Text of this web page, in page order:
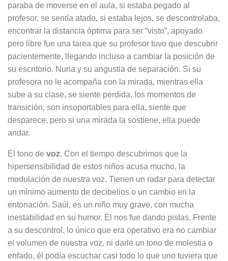
paraba de moverse en el aula, si estaba pegado al
profesor, se sentía atado, si estaba lejos, se descontrolaba,
encontrar la distancia óptima para ser “visto”, apoyado
pero libre fue una tarea que su profesor tuvo que descubrir
pacientemente, llegando incluso a cambiar la posición de
su escritorio. Nuria y su angustia de separación. Si su
profesora no le acompaña con la mirada, mientras ella
sube a su clase, se siente perdida, los momentos de
transición, son insoportables para ella, siente que
desparece, pero si una mirada la sostiene, ella puede
andar.
El tono de voz. Con el tiempo descubrimos que la
hipersensibilidad de estos niños acusa mucho, la
modulación de nuestra voz. Tienen un radar para detectar
un mínimo aumento de decibelios o un cambio en la
entonación. Saúl, es un niño muy grave, con mucha
inestabilidad en su humor. Él nos fue dando pistas. Frente
a su descontrol, lo único que era operativo era no cambiar
el volumen de nuestra voz, ni darle un tono de molestia o
enfado, él podía escuchar casi todo lo que uno tuviera que